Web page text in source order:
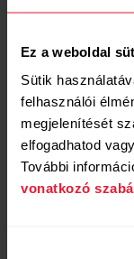
Ez a weboldal
Sütik
felhasználói
megjelenítését
elfogadhatod
További
vonatkozó
Prémium
→ Részletek
Sunrise Apricot